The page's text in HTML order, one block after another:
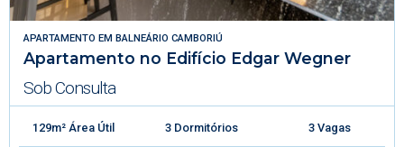
APARTAMENTO EM BALNEÁRIO CAMBORIÚ
Apartamento no Edifício Edgar Wegner
Sob Consulta
129m² Área Útil 3 Dormitórios 3 Vagas